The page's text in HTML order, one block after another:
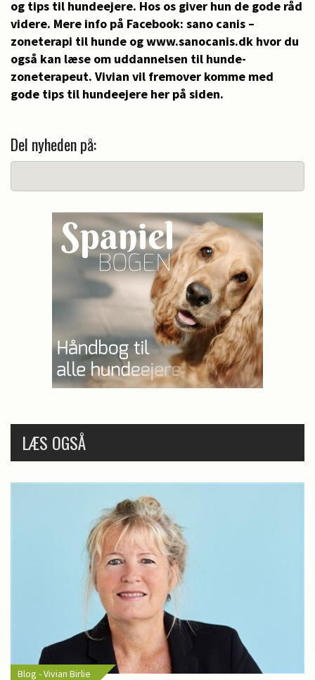
og tips til hundeejere. Hos os giver hun de gode råd
videre. Mere info på Facebook: sano canis –
zoneterapi til hunde og www.sanocanis.dk hvor du
også kan læse om uddannelsen til hunde-
zoneterapeut. Vivian vil fremover komme med
gode tips til hundeejere her på siden.
Del nyheden på:
LÆS OGSÅ
Blog - Vivian Birlie